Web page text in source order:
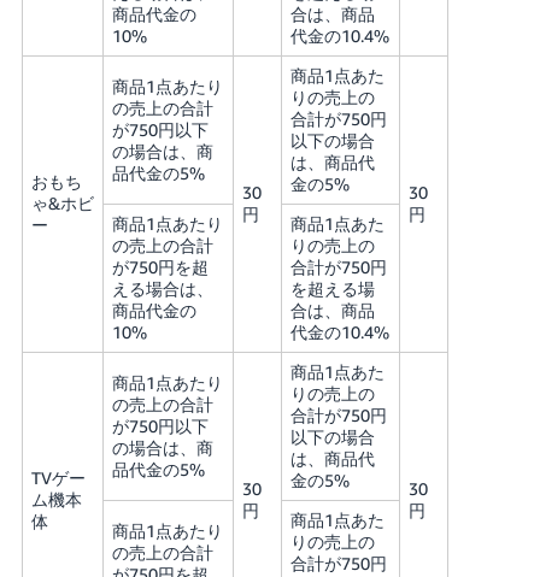
商品代金の
10%
合は、商品
代金の10.4%
おもち
ゃ&ホビ
ー
商品1点あたり
の売上の合計
が750円以下
の場合は、商
品代金の5%
30
円
商品1点あた
りの売上の
合計が750円
以下の場合
は、商品代
金の5%
30
円
商品1点あたり
の売上の合計
が750円を超
える場合は、
商品代金の
10%
商品1点あた
りの売上の
合計が750円
を超える場
合は、商品
代金の10.4%
TVゲー
ム機本
体
商品1点あたり
の売上の合計
が750円以下
の場合は、商
品代金の5%
30
円
商品1点あた
りの売上の
合計が750円
以下の場合
は、商品代
金の5%
30
円
商品1点あたり
の売上の合計
商品1点あた
りの売上の
合計が750円